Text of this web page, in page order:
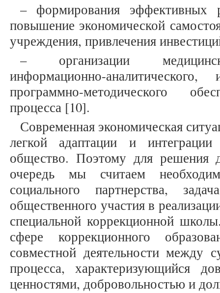
– формирования эффективных
повышение экономической
учреждения, привлечения
– организации
информационно-аналитического,
программно-методического
процесса [10].
Современная экономическая
легкой адаптации и
общество. Поэтому для решения
очередь мы считаем
социального партнерства,
общественного участия в
специальной коррекционной
сфере коррекционного
совместной деятельности между
процесса, характеризующийся
ценностями, добровольностью и